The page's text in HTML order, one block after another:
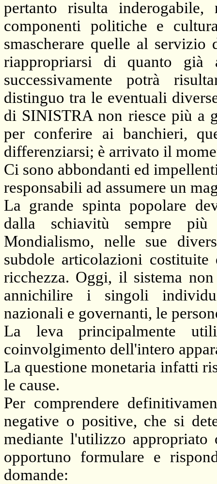
pertanto risulta
componenti politiche e
smascherare quelle al servizio
riappropriarsi di quanto già
successivamente potrà
distinguo tra le eventuali
di SINISTRA non riesce più a
per conferire ai banchieri,
differenziarsi; è arrivato il
Ci sono abbondanti ed
responsabili ad assumere un
La grande spinta popolare
dalla schiavitù sempre
Mondialismo, nelle sue
subdole articolazioni
ricchezza. Oggi, il sistema
annichilire i singoli
nazionali e governanti, le
La leva principalmente
coinvolgimento dell'intero
La questione monetaria infatti
le cause.
Per comprendere
negative o positive, che si
mediante l'utilizzo
opportuno formulare e
domande: